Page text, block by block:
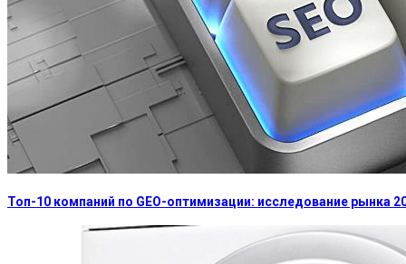
Топ-10 компаний по GEO-оптимизации: исследование рынка